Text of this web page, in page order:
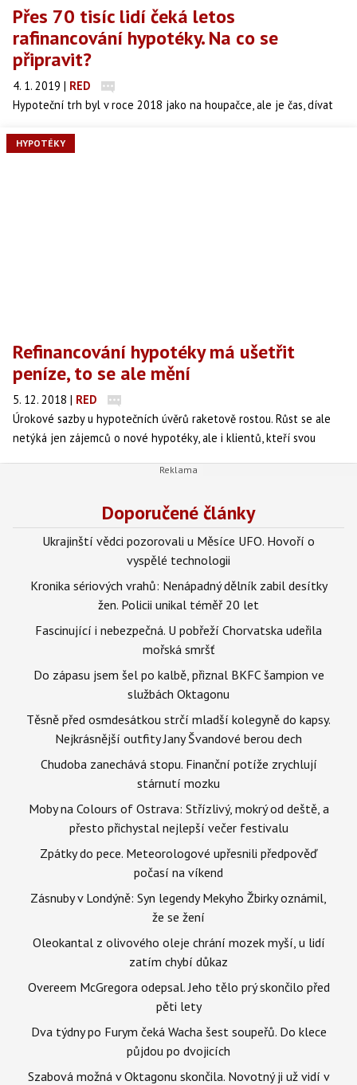
Přes 70 tisíc lidí čeká letos
rafinancování hypotéky. Na co se
připravit?
4. 1. 2019 | RED
Hypoteční trh byl v roce 2018 jako na houpačce, ale je čas, dívat
těžko, ale mnoho klientů čeká refinancování hypotečního úvěru.
HYPOTÉKY
Refinancování hypotéky má ušetřit
peníze, to se ale mění
5. 12. 2018 | RED
Úrokové sazby u hypotečních úvěrů raketově rostou. Růst se ale
netýká jen zájemců o nové hypotéky, ale i klientů, kteří svou
Doporučené články
Ukrajinští vědci pozorovali u Měsíce UFO. Hovoří o
vyspělé technologii
Kronika sériových vrahů: Nenápadný dělník zabil desítky
žen. Policii unikal téměř 20 let
Fascinující i nebezpečná. U pobřeží Chorvatska udeřila
mořská smršť
Do zápasu jsem šel po kalbě, přiznal BKFC šampion ve
službách Oktagonu
Těsně před osmdesátkou strčí mladší kolegyně do kapsy.
Nejkrásnější outfity Jany Švandové berou dech
Chudoba zanechává stopu. Finanční potíže zrychlují
stárnutí mozku
Moby na Colours of Ostrava: Střízlivý, mokrý od deště, a
přesto přichystal nejlepší večer festivalu
Zpátky do pece. Meteorologové upřesnili předpověď
počasí na víkend
Zásnuby v Londýně: Syn legendy Mekyho Žbirky oznámil,
že se žení
Oleokantal z olivového oleje chrání mozek myší, u lidí
zatím chybí důkaz
Overeem McGregora odepsal. Jeho tělo prý skončilo před
pěti lety
Dva týdny po Furym čeká Wacha šest soupeřů. Do klece
půjdou po dvojicích
Szabová možná v Oktagonu skončila. Novotný ji už vidí v